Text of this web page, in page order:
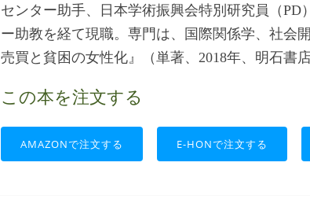
センター助手、日本学術振興会特別研究員（
ー助教を経て現職。専門は、国際関係学、社会
売買と貧困の女性化』（単著、2018年、明石書店
この本を注文する
AMAZONで注文する E-HONで注文する